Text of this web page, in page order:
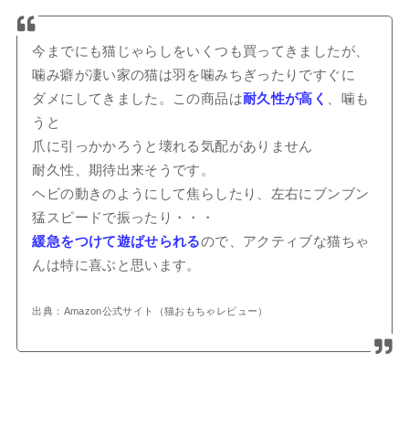
今までにも猫じゃらしをいくつも買ってきましたが、
噛み癖が凄い家の猫は羽を噛みちぎったりですぐに
ダメにしてきました。この商品は耐久性が高く
、噛も
うと
爪に引っかかろうと壊れる気配がありません
耐久性、期待出来そうです。
ヘビの動きのようにして焦らしたり、左右にブンブン
猛スピードで振ったり・・・
緩急をつけて遊ばせられるので、アクティブな猫ちゃ
んは特に喜ぶと思います。
出典：Amazon公式サイト（猫おもちゃレビュー）